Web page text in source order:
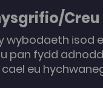
wybodaeth isod
pan fydd
cael eu